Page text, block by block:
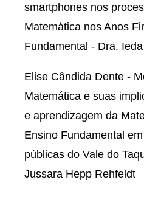
smartphones nos
Matemática nos Anos
Fundamental - Dra.
Elise Cândida Dente -
Matemática e suas
e aprendizagem da
Ensino Fundamental
públicas do Vale do
Jussara Hepp Rehfeldt